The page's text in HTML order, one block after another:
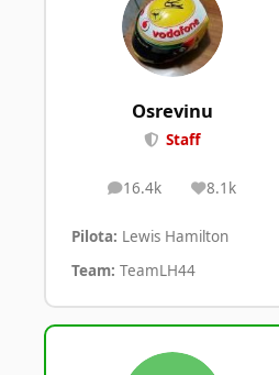
Osrevinu
Staff
16.4k
posts 8.1k
Reputation
Pilota: Lewis Hamilton
Team: TeamLH44